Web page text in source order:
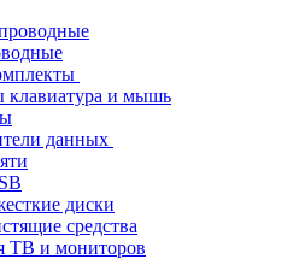
клавиатура и мышь
данных
диски
средства
ТВ и мониторов